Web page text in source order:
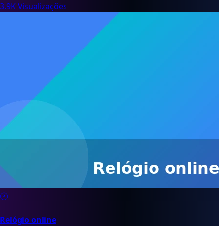
3.9K Visualizações
🕐
Relógio online